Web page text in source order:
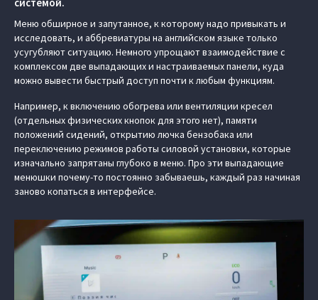
Меню обширное и запутанное, к которому надо привыкать и
исследовать, и аббревиатуры на английском языке только
усугубляют ситуацию. Немного упрощают взаимодействие с
комплексом две выпадающих и настраиваемых панели, куда
можно вывести быстрый доступ почти к любым функциям.
Например, к включению обогрева или вентиляции кресел
(отдельных физических кнопок для этого нет), памяти
положений сидений, открытию лючка бензобака или
переключению режимов работы силовой установки, которые
изначально запрятаны глубоко в меню. Про эти выпадающие
менюшки почему-то постоянно забываешь, каждый раз начиная
заново копаться в интерфейсе.